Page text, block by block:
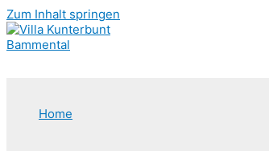
Zum Inhalt springen
Home